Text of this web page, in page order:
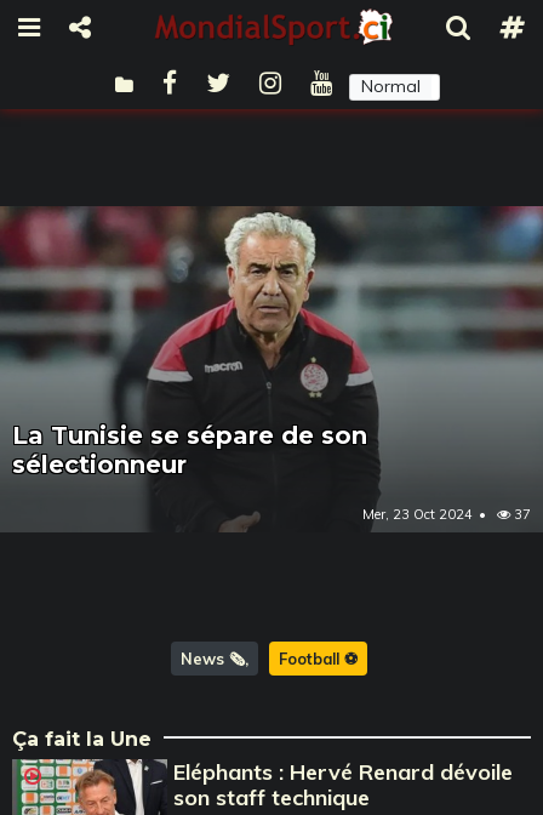
Normal
La Tunisie se sépare de son
sélectionneur
Mer, 23 Oct 2024 37
News 🗞️ Football ⚽️
Ça fait la Une
Eléphants : Hervé Renard dévoile
son staff technique